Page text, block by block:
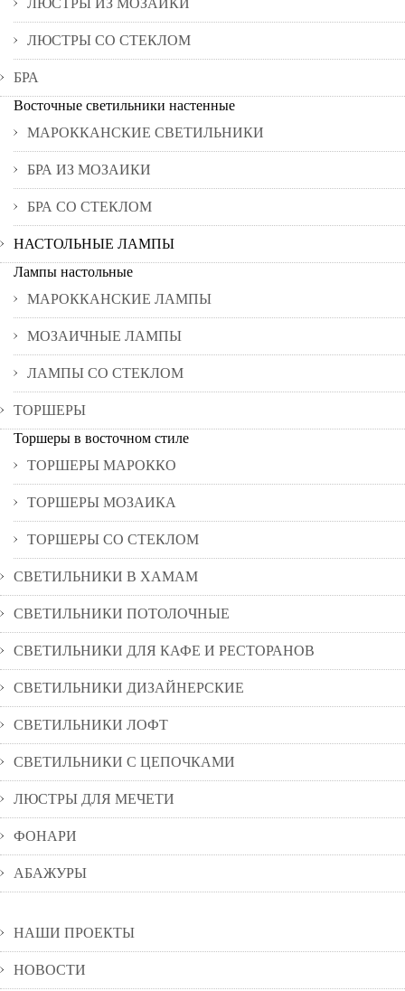
ЛЮСТРЫ ИЗ МОЗАИКИ
ЛЮСТРЫ СО СТЕКЛОМ
БРА
Восточные светильники настенные
МАРОККАНСКИЕ СВЕТИЛЬНИКИ
БРА ИЗ МОЗАИКИ
БРА СО СТЕКЛОМ
НАСТОЛЬНЫЕ ЛАМПЫ
Лампы настольные
МАРОККАНСКИЕ ЛАМПЫ
МОЗАИЧНЫЕ ЛАМПЫ
ЛАМПЫ СО СТЕКЛОМ
ТОРШЕРЫ
Торшеры в восточном стиле
ТОРШЕРЫ МАРОККО
ТОРШЕРЫ МОЗАИКА
ТОРШЕРЫ СО СТЕКЛОМ
СВЕТИЛЬНИКИ В ХАМАМ
СВЕТИЛЬНИКИ ПОТОЛОЧНЫЕ
СВЕТИЛЬНИКИ ДЛЯ КАФЕ И РЕСТОРАНОВ
СВЕТИЛЬНИКИ ДИЗАЙНЕРСКИЕ
СВЕТИЛЬНИКИ ЛОФТ
СВЕТИЛЬНИКИ С ЦЕПОЧКАМИ
ЛЮСТРЫ ДЛЯ МЕЧЕТИ
ФОНАРИ
АБАЖУРЫ
НАШИ ПРОЕКТЫ
НОВОСТИ